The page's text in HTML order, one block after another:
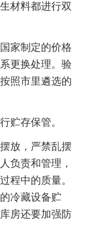
材料都进行双
家制定的价格
更换处理。验
照市里遴选的
贮存保管。
放，严禁乱摆
负责和管理，
程中的质量。
冷藏设备贮
房还要加强防